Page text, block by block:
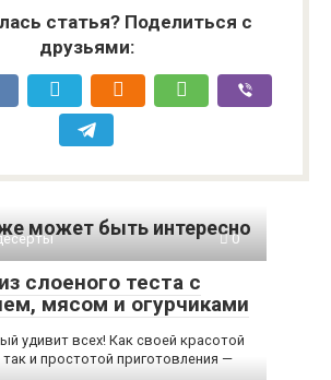
статья? Поделиться с
друзьями:
может быть интересно
0
слоеного теста с
мясом и огурчиками
удивит всех! Как своей красотой
и простотой приготовления —